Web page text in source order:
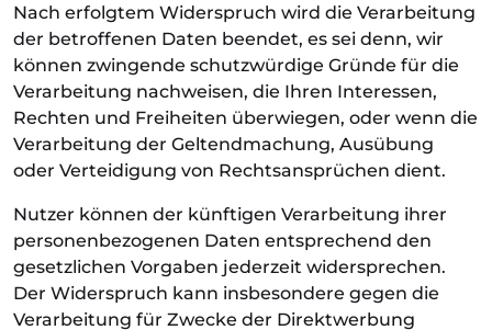
Nach erfolgtem Widerspruch wird die Verarbeitung
der betroffenen Daten beendet, es sei denn, wir
können zwingende schutzwürdige Gründe für die
Verarbeitung nachweisen, die Ihren Interessen,
Rechten und Freiheiten überwiegen, oder wenn die
Verarbeitung der Geltendmachung, Ausübung
oder Verteidigung von Rechtsansprüchen dient.
Nutzer können der künftigen Verarbeitung ihrer
personenbezogenen Daten entsprechend den
gesetzlichen Vorgaben jederzeit widersprechen.
Der Widerspruch kann insbesondere gegen die
Verarbeitung für Zwecke der Direktwerbung